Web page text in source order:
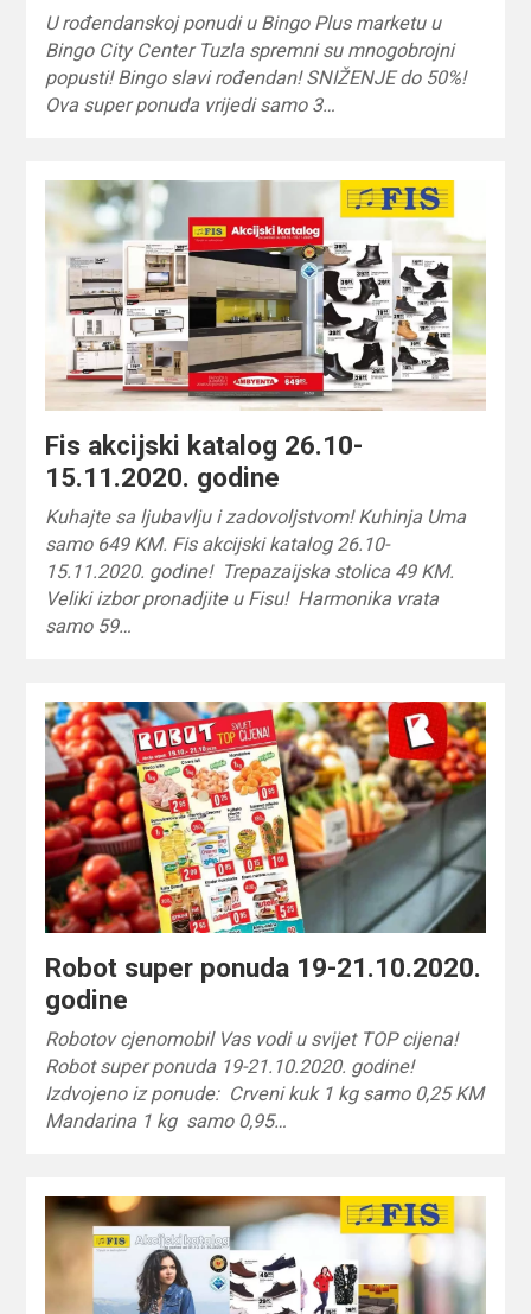
U rođendanskoj ponudi u Bingo Plus marketu u
Bingo City Center Tuzla spremni su mnogobrojni
popusti! Bingo slavi rođendan! SNIŽENJE do 50%!
Ova super ponuda vrijedi samo 3…
Fis akcijski katalog 26.10-
15.11.2020. godine
Kuhajte sa ljubavlju i zadovoljstvom! Kuhinja Uma
samo 649 KM. Fis akcijski katalog 26.10-
15.11.2020. godine! Trepazaijska stolica 49 KM.
Veliki izbor pronadjite u Fisu! Harmonika vrata
samo 59…
Robot super ponuda 19-21.10.2020.
godine
Robotov cjenomobil Vas vodi u svijet TOP cijena!
Robot super ponuda 19-21.10.2020. godine!
Izdvojeno iz ponude: Crveni kuk 1 kg samo 0,25 KM
Mandarina 1 kg samo 0,95…